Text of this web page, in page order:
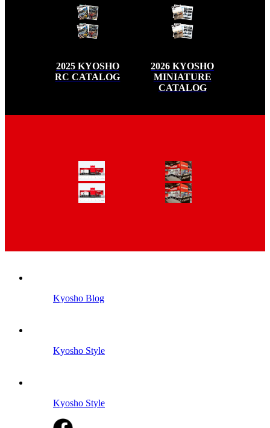
2025 KYOSHO
RC CATALOG
2026 KYOSHO
MINIATURE
CATALOG
Kyosho Blog
Kyosho Style
Kyosho Style